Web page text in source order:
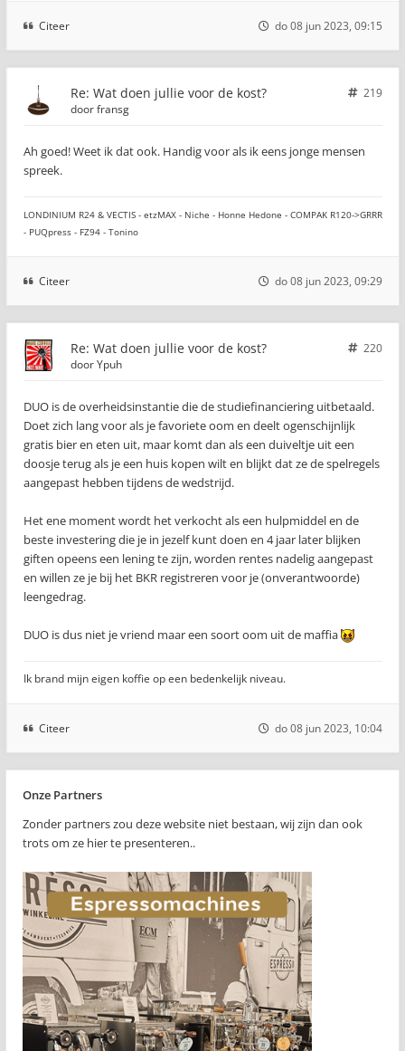
Citeer do 08 jun 2023, 09:15
Re: Wat doen jullie voor de kost?
219
doorfransg
Ah goed! Weet ik dat ook. Handig voor als ik eens jonge mensen
spreek.
LONDINIUM R24 & VECTIS - etzMAX - Niche - Honne Hedone - COMPAK R120->GRRR
- PUQpress - FZ94 - Tonino
Citeer do 08 jun 2023, 09:29
Re: Wat doen jullie voor de kost?
220
doorYpuh
DUO is de overheidsinstantie die de studiefinanciering uitbetaald.
Doet zich lang voor als je favoriete oom en deelt ogenschijnlijk
gratis bier en eten uit, maar komt dan als een duiveltje uit een
doosje terug als je een huis kopen wilt en blijkt dat ze de spelregels
aangepast hebben tijdens de wedstrijd.
Het ene moment wordt het verkocht als een hulpmiddel en de
beste investering die je in jezelf kunt doen en 4 jaar later blijken
giften opeens een lening te zijn, worden rentes nadelig aangepast
en willen ze je bij het BKR registreren voor je (onverantwoorde)
leengedrag.
DUO is dus niet je vriend maar een soort oom uit de maffia
Ik brand mijn eigen koffie op een bedenkelijk niveau.
Citeer do 08 jun 2023, 10:04
Onze Partners
Zonder partners zou deze website niet bestaan, wij zijn dan ook
trots om ze hier te presenteren..